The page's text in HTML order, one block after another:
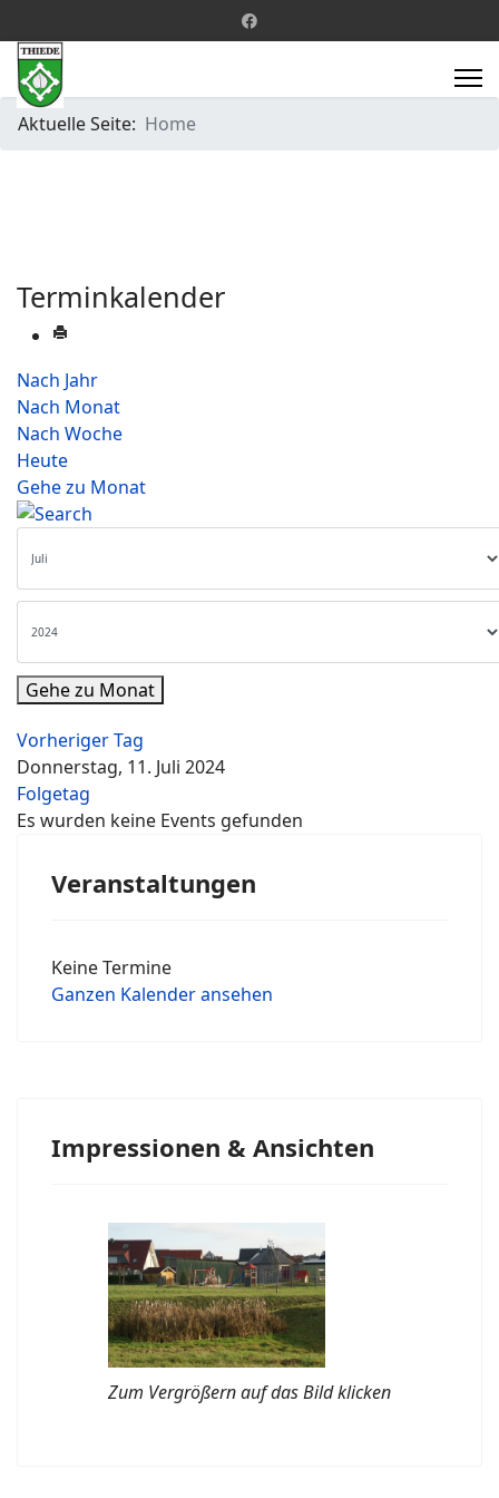
Aktuelle Seite: Home
Terminkalender
Nach Jahr
Nach Monat
Nach Woche
Heute
Gehe zu Monat
Gehe zu Monat
Vorheriger Tag
Donnerstag, 11. Juli 2024
Folgetag
Es wurden keine Events gefunden
Veranstaltungen
Keine Termine
Ganzen Kalender ansehen
Impressionen & Ansichten
Zum Vergrößern auf das Bild klicken